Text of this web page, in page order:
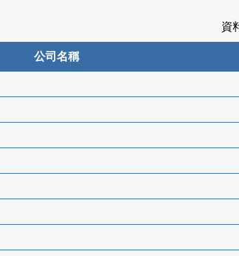
資
公司名稱